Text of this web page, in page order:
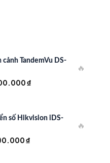
cảnh TandemVu DS-
₫.
₫
là:
35.000.000 ₫.
🔥
số Hikvision iDS-
₫
🔥